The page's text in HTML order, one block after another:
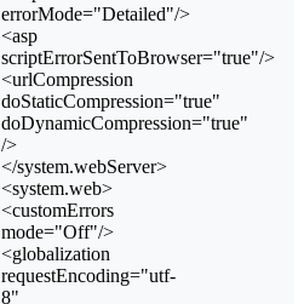
errorMode="Detailed"/>
<asp
scriptErrorSentToBrowser="true"/>
<urlCompression
doStaticCompression="true"
doDynamicCompression="true"
/>
</system.webServer>
<system.web>
<customErrors
mode="Off"/>
<globalization
requestEncoding="utf-
8"